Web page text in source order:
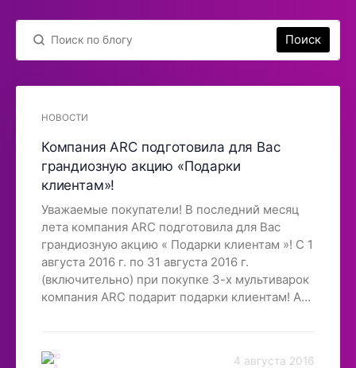
Поиск
НОВОСТИ
Компания ARC подготовила для Вас
грандиозную акцию «Подарки
клиентам»!
Уважаемые покупатели! В последний месяц
лета компания ARC подготовила для Вас
грандиозную акцию « Подарки клиентам »! С 1
августа 2016 г. по 31 августа 2016 г.
(включительно) при покупке 3-х мультиварок
компания ARC подарит подарки клиентам! А
NW-002 Желаем вам успешных покупок!
4 августа 2016